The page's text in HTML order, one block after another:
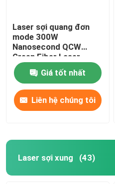
Laser sợi quang đơn
mode 300W
Nanosecond QCW
Green Fiber Laser
Giá tốt nhất
Liên hệ chúng tôi
Laser sợi xung (43)